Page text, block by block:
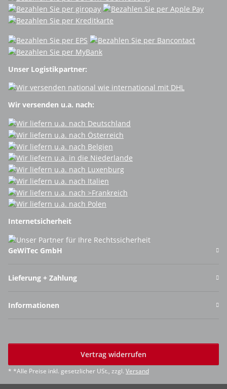
Unser Logistikpartner:
Wir versenden u.a. nach:
Internetsicherheit
GeWiTec GmbH
Lieferung + Zahlung
Informationen
Vertrag widerrufen
* *Alle Preise inkl. gesetzlicher USt., zzgl. Versand